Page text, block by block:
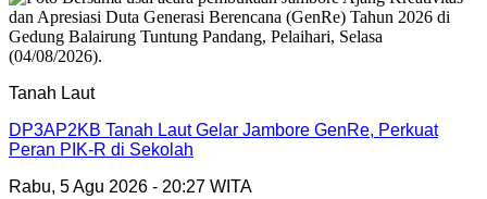
Tanah Laut
DP3AP2KB Tanah Laut Gelar Jambore GenRe, Perkuat
Peran PIK-R di Sekolah
Rabu, 5 Agu 2026 - 20:27 WITA